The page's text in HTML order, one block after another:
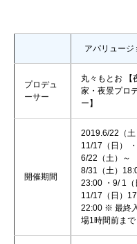
アパリュージ
プロデュ
ーサー
丸々もとお 【
家・夜景プロ
ー】
開催期間
2019.6/22（土
11/17（日） ・
6/22（土）～
8/31（土）
23:00 ・9/ 1（
11/17（日）
22:00 ※ 最終
場1時間前まで